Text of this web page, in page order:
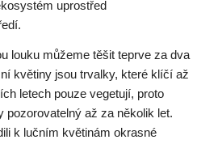
uprostřed
louku můžeme těšit teprve za dva
květiny jsou trvalky, které klíčí až
letech pouze vegetují, proto
pozorovatelný až za několik let.
k lučním květinám okrasné